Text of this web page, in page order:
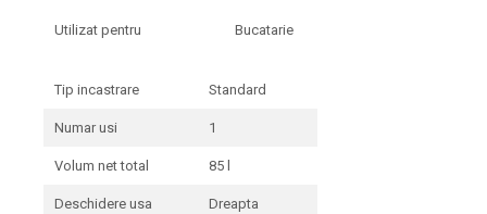
Utilizat pentru Bucatarie
Tip incastrare Standard
Numar usi 1
Volum net total 85 l
Deschidere usa Dreapta